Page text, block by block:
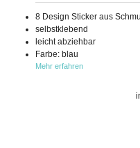
8 Design Sticker aus
selbstklebend
leicht abziehbar
Farbe: blau
Mehr erfahren